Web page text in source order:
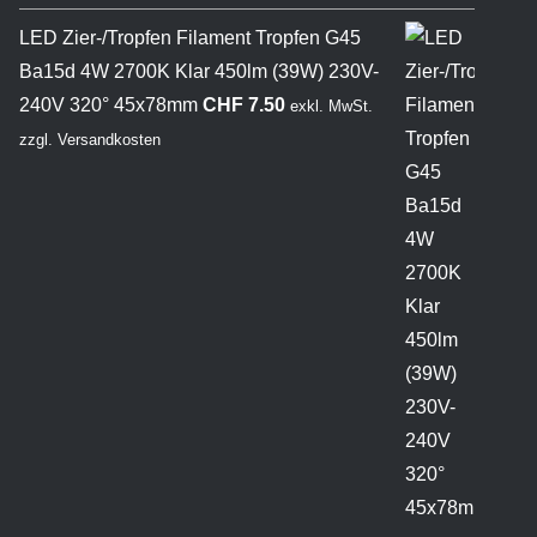
LED Zier-/Tropfen Filament Tropfen G45
Ba15d 4W 2700K Klar 450lm (39W) 230V-
240V 320° 45x78mm CHF7.50 exkl. MwSt.
zzgl. Versandkosten